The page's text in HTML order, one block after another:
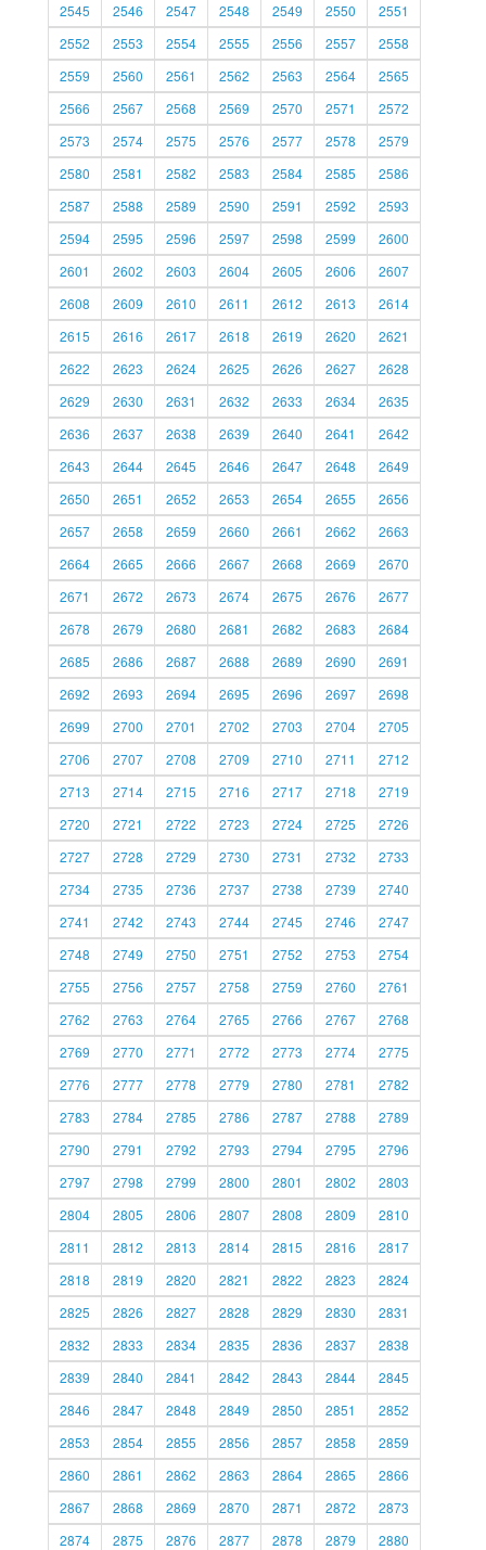
2545
2546 2547 2548 2549 2550
2551
2552
2553 2554 2555 2556 2557
2558
2559
2560 2561 2562 2563 2564
2565
2566
2567 2568 2569 2570 2571
2572
2573
2574 2575 2576 2577 2578
2579
2580
2581 2582 2583 2584 2585
2586
2587
2588 2589 2590 2591 2592
2593
2594
2595 2596 2597 2598 2599
2600
2601
2602 2603 2604 2605 2606
2607
2608
2609 2610 2611 2612 2613
2614
2615
2616 2617 2618 2619 2620
2621
2622
2623 2624 2625 2626 2627
2628
2629
2630 2631 2632 2633 2634
2635
2636
2637 2638 2639 2640 2641
2642
2643
2644 2645 2646 2647 2648
2649
2650
2651 2652 2653 2654 2655
2656
2657
2658 2659 2660 2661 2662
2663
2664
2665 2666 2667 2668 2669
2670
2671
2672 2673 2674 2675 2676
2677
2678
2679 2680 2681 2682 2683
2684
2685
2686 2687 2688 2689 2690
2691
2692
2693 2694 2695 2696 2697
2698
2699
2700 2701 2702 2703 2704
2705
2706
2707 2708 2709 2710 2711
2712
2713
2714 2715 2716 2717 2718
2719
2720
2721 2722 2723 2724 2725
2726
2727
2728 2729 2730 2731 2732
2733
2734
2735 2736 2737 2738 2739
2740
2741
2742 2743 2744 2745 2746
2747
2748
2749 2750 2751 2752 2753
2754
2755
2756 2757 2758 2759 2760
2761
2762
2763 2764 2765 2766 2767
2768
2769
2770 2771 2772 2773 2774
2775
2776
2777 2778 2779 2780 2781
2782
2783
2784 2785 2786 2787 2788
2789
2790
2791 2792 2793 2794 2795
2796
2797
2798 2799 2800 2801 2802
2803
2804
2805 2806 2807 2808 2809
2810
2811
2812 2813 2814 2815 2816
2817
2818
2819 2820 2821 2822 2823
2824
2825
2826 2827 2828 2829 2830
2831
2832
2833 2834 2835 2836 2837
2838
2839
2840 2841 2842 2843 2844
2845
2846
2847 2848 2849 2850 2851
2852
2853
2854 2855 2856 2857 2858
2859
2860
2861 2862 2863 2864 2865
2866
2867
2868 2869 2870 2871 2872
2873
2874
2875 2876 2877 2878 2879
2880